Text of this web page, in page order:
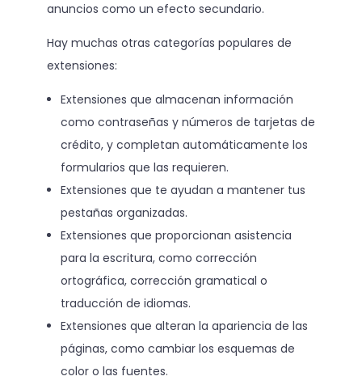
anuncios como un efecto secundario.
Hay muchas otras categorías populares de
extensiones:
Extensiones que almacenan información
como contraseñas y números de tarjetas de
crédito, y completan automáticamente los
formularios que las requieren.
Extensiones que te ayudan a mantener tus
pestañas organizadas.
Extensiones que proporcionan asistencia
para la escritura, como corrección
ortográfica, corrección gramatical o
traducción de idiomas.
Extensiones que alteran la apariencia de las
páginas, como cambiar los esquemas de
color o las fuentes.